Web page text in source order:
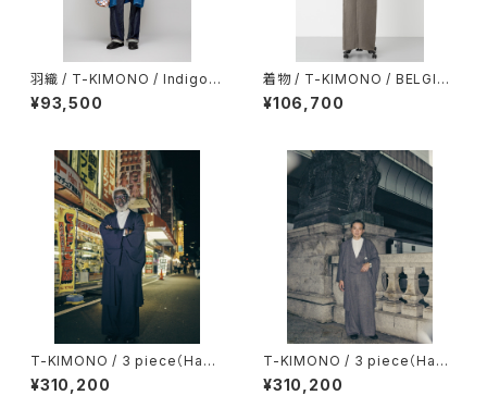
羽織 / T-KIMONO / Indigo d
ye（Ready-made）
¥93,500
着物 / T-KIMONO / BELGIA
N LINEN / TAUPE (With tail
oring）
¥106,700
T-KIMONO / 3 piece（Haor
i・Gilet・Pants） / KNITTED F
ABRICS / NAVY（With tailori
¥310,200
T-KIMONO / 3 piece（Haor
i・Gilet・Pants） / POLYESTE
R VISCOSE FABRICS / GRA
¥310,200